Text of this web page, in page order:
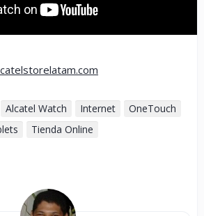
Alcatel Watch Internet
OneTouch
Tienda Online